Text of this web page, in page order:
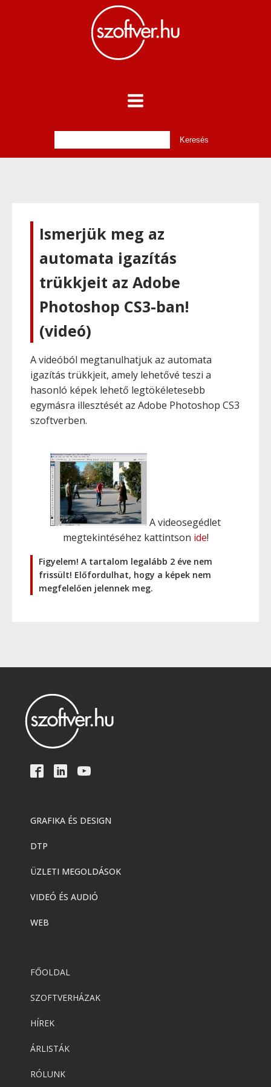
Ismerjük meg az
automata igazítás
trükkjeit az Adobe
Photoshop CS3-ban!
(videó)
A videóból megtanulhatjuk az automata
igazítás trükkjeit, amely lehetővé teszi a
hasonló képek lehető legtökéletesebb
egymásra illesztését az Adobe Photoshop CS3
szoftverben.
A videosegédlet
megtekintéséhez kattintson ide!
Figyelem! A tartalom legalább 2 éve nem
frissült! Előfordulhat, hogy a képek nem
megfelelően jelennek meg.
GRAFIKA ÉS DESIGN
DTP
ÜZLETI MEGOLDÁSOK
VIDEÓ ÉS AUDIÓ
WEB
FŐOLDAL
SZOFTVERHÁZAK
HÍREK
ÁRLISTÁK
RÓLUNK